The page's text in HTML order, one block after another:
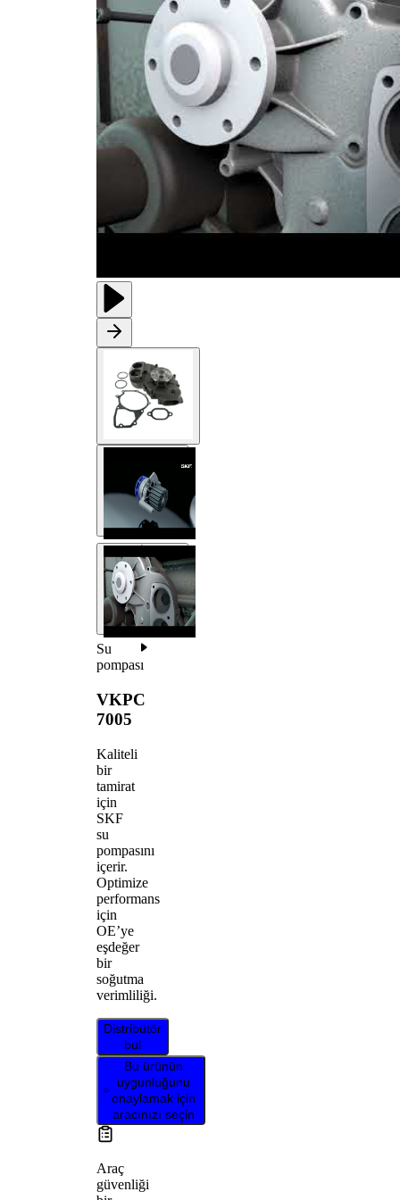
Su
pompası
VKPC
7005
Kaliteli
bir
tamirat
için
SKF
su
pompasını
içerir.
Optimize
performans
için
OE’ye
eşdeğer
bir
soğutma
verimliliği.
Distribütör
bul
Bu ürünün
uygunluğunu
onaylamak için
aracınızı seçin
Araç
güvenliği